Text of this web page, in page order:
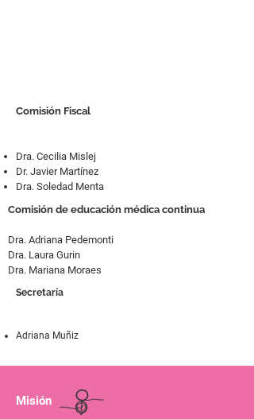
Comisión Fiscal
Dra. Cecilia Mislej
Dr. Javier Martínez
Dra. Soledad Menta
Comisión de educación médica continua
Dra. Adriana Pedemonti
Dra. Laura Gurin
Dra. Mariana Moraes
Secretaría
Adriana Muñiz
Misión